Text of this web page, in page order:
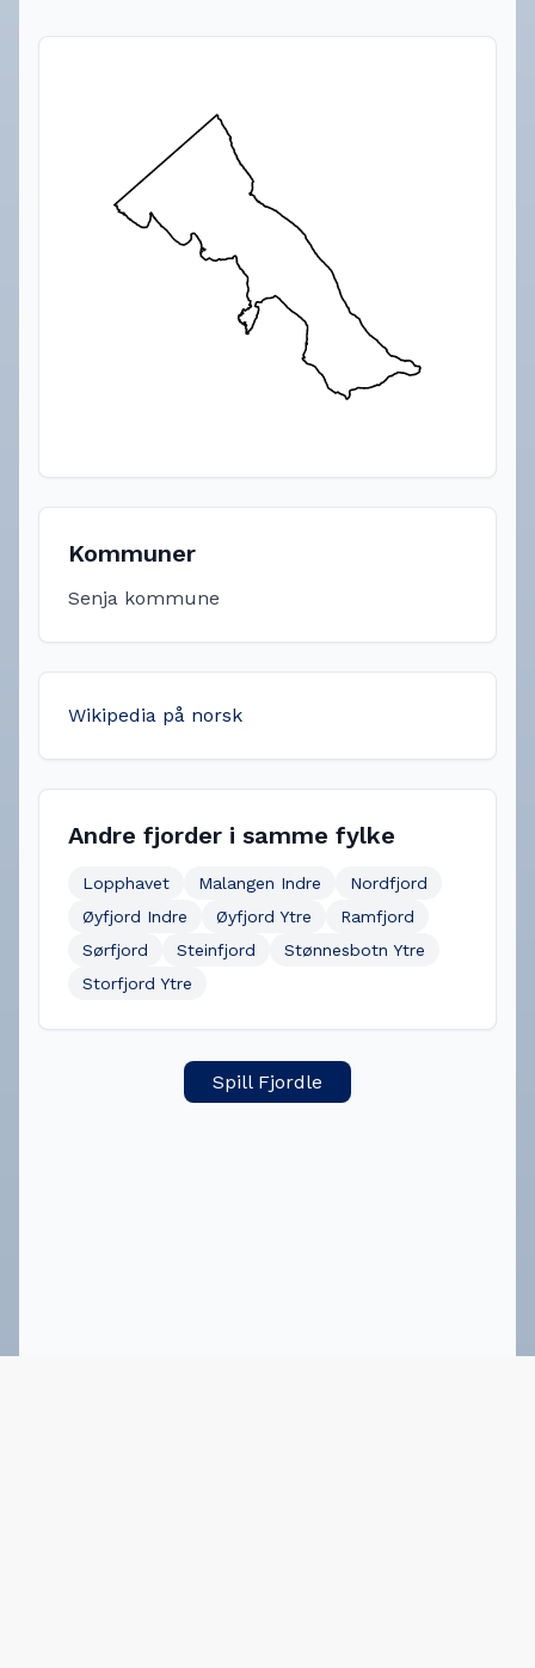
Kommuner
Senja kommune
Wikipedia på norsk
Andre fjorder i samme fylke
Lopphavet Malangen Indre
Nordfjord
Øyfjord Indre
Øyfjord Ytre
Ramfjord
Sørfjord
Steinfjord
Stønnesbotn Ytre
Storfjord Ytre
Spill Fjordle